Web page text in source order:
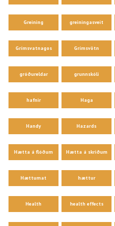
Greining greiningasveit
Grímsvatnagos Grímsvötn
gróðureldar grunnskóli
hafnir Haga
Handy Hazards
Hætta á flóðum Hætta á skriðum
Hættumat hættur
Health health effects